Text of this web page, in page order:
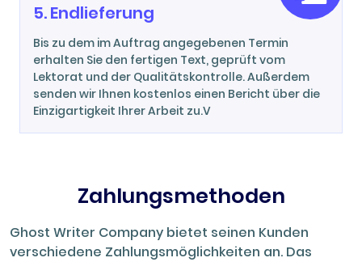
5. Endlieferung
Bis zu dem im Auftrag angegebenen Termin
erhalten Sie den fertigen Text, geprüft vom
Lektorat und der Qualitätskontrolle. Außerdem
senden wir Ihnen kostenlos einen Bericht über die
Einzigartigkeit Ihrer Arbeit zu.V
Zahlungsmethoden
Ghost Writer Company bietet seinen Kunden
verschiedene Zahlungsmöglichkeiten an. Das